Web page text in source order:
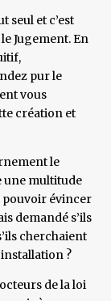
seul et c’est
Jugement. En
pur le
vous
création et
le
une multitude
pouvoir évincer
demandé s’ils
cherchaient
?
de la loi